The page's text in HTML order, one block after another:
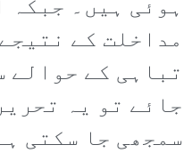
ہوئی ہیں۔
مداخلت کے
تباہی کے حوالے
جائے تو یہ
سمجھی جا سکتی